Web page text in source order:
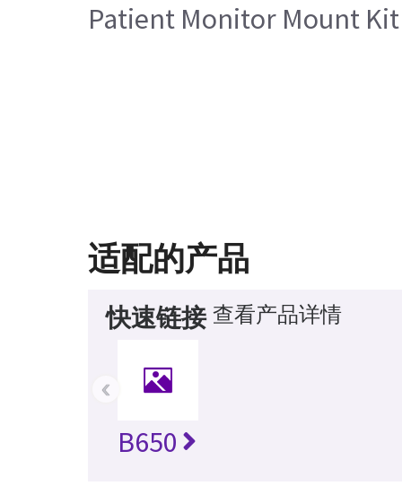
Patient Monitor Mount
适配的产品
快速链接 查看产品详情
B650
‹